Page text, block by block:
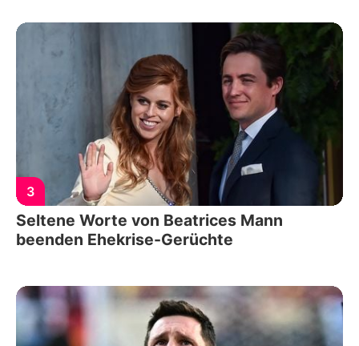
3
Seltene Worte von Beatrices Mann
beenden Ehekrise-Gerüchte